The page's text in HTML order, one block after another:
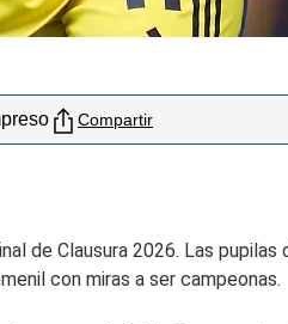
Compartir
de Clausura 2026. Las
con miras a ser campeonas.